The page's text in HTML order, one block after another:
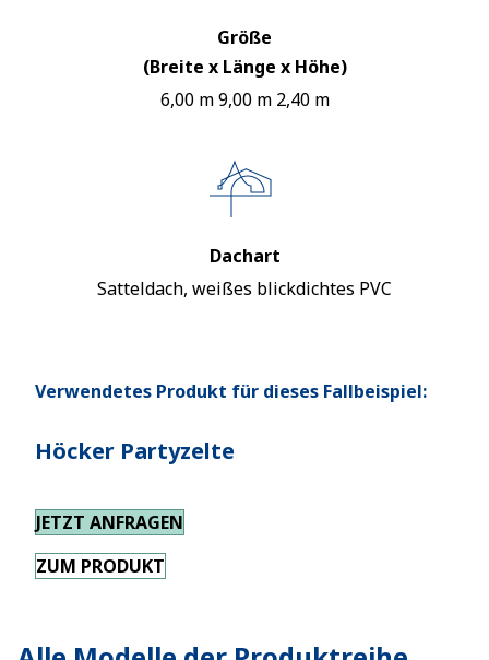
Größe
(Breite x Länge x Höhe)
6,00 m 9,00 m 2,40 m
Dachart
Satteldach, weißes blickdichtes PVC
Verwendetes Produkt für dieses Fallbeispiel:
Höcker Partyzelte
JETZT ANFRAGEN
ZUM PRODUKT